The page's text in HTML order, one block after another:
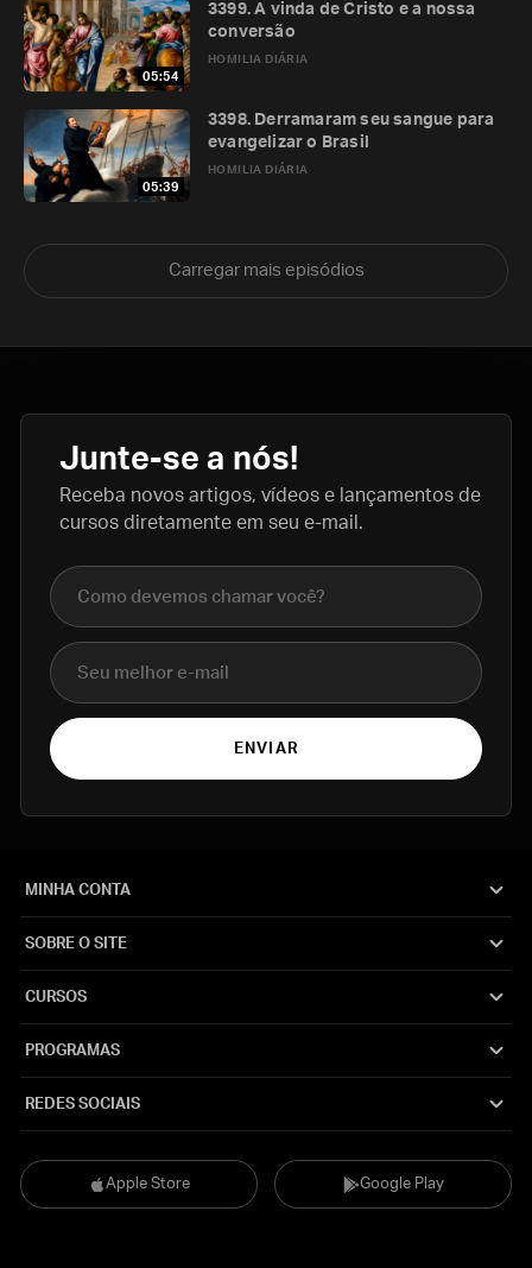
05:54
HOMILIA DIÁRIA
3399. A vinda de Cristo e a nossa
conversão
05:39
HOMILIA DIÁRIA
3398. Derramaram seu sangue para
evangelizar o Brasil
Carregar mais episódios
Junte-se a nós!
Receba novos artigos, vídeos e lançamentos de
cursos diretamente em seu e-mail.
Nome completo
E-mail
ENVIAR
Apple Store Google Play
MINHA CONTA
SOBRE O SITE
CURSOS
PROGRAMAS
REDES SOCIAIS